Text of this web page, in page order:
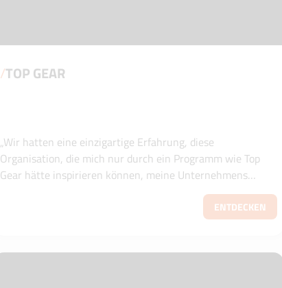
/TOP GEAR
„Wir hatten eine einzigartige Erfahrung, diese
Organisation, die mich nur durch ein Programm wie Top
Gear hätte inspirieren können, meine Unternehmens
kommunikations standards zu erhöhen.“ Francesc...
ENTDECKEN